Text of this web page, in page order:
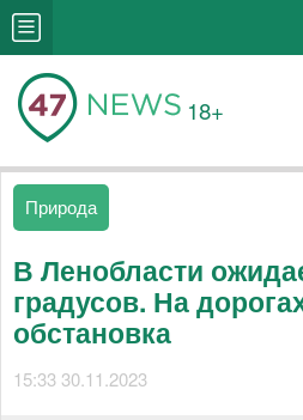
18+
Природа
В Ленобласти
градусов. На
обстановка
15:33 30.11.2023